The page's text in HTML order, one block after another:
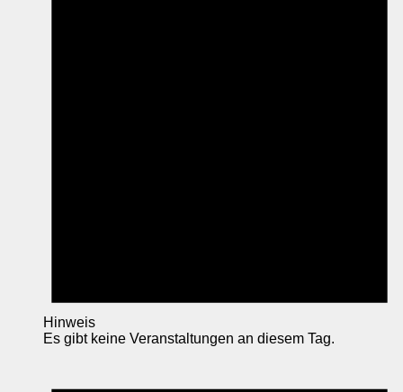
Hinweis
Es gibt keine Veranstaltungen an diesem Tag.